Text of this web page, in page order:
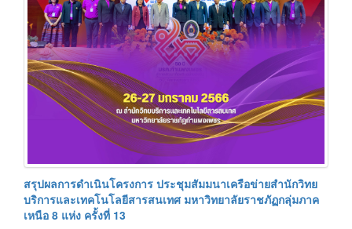
สรุปผลการดำเนินโครงการ ประชุมสัมมนาเครือข่ายสำนักวิทย
บริการและเทคโนโลยีสารสนเทศ มหาวิทยาลัยราชภัฏกลุ่มภาค
เหนือ 8 แห่ง ครั้งที่ 13